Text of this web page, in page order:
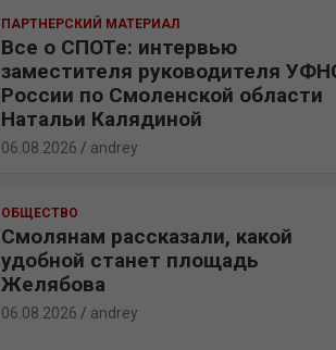
ПАРТНЕРСКИЙ МАТЕРИАЛ
Все о СПОТе: интервью
заместителя руководителя
России по Смоленской области
Натальи Калядиной
06.08.2026 andrey
ОБЩЕСТВО
Смолянам рассказали, какой
удобной станет площадь
Желябова
06.08.2026 andrey